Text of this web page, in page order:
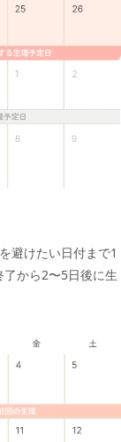
避けたい日付まで1
から2〜5日後に生